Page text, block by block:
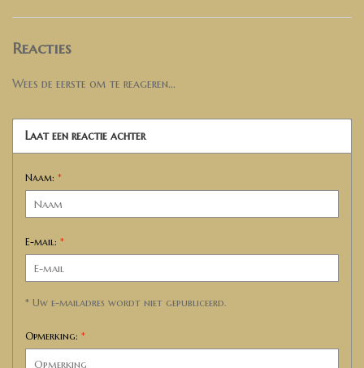
Reacties
Wees de eerste om te reageren...
Laat een reactie achter
Naam: *
E-mail: *
* Uw e-mailadres wordt niet gepubliceerd.
Opmerking: *